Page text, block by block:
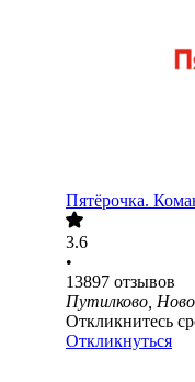
Пятёрочка.
3.6
•
13897 отзывов
Путилково,
Откликнитесь
Откликнуться